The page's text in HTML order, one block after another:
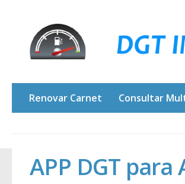
Renovar Carnet Consultar
APP DGT